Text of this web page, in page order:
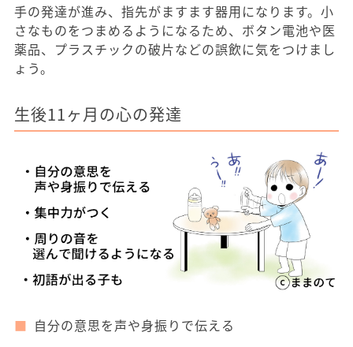
手の発達が進み、指先がますます器用になります。小
さなものをつまめるようになるため、ボタン電池や医
薬品、プラスチックの破片などの誤飲に気をつけまし
ょう。
生後11ヶ月の心の発達
自分の意思を声や身振りで伝える